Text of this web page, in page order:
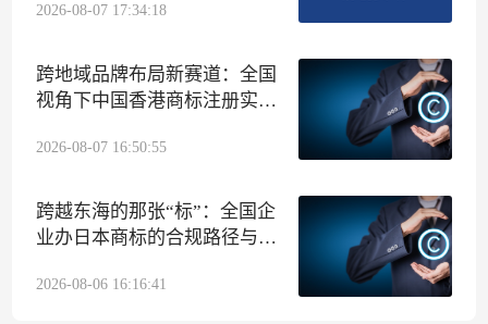
2026-08-07 17:34:18
跨地域品牌布局新赛道：全国
视角下中国香港商标注册实操
2026-08-07 16:50:55
跨越东海的那张“标”：全国企
业办日本商标的合规路径与孵
2026-08-06 16:16:41